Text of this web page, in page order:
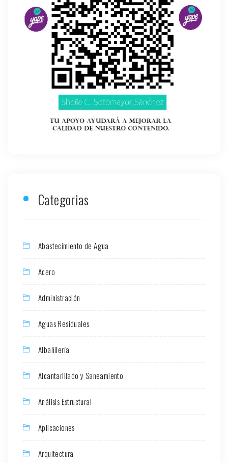
Categorias
Abastecimiento de Agua
Acero
Administración
Aguas Residuales
Albañilería
Alcantarillado y Saneamiento
Análisis Estructural
Aplicaciones
Arquitectura